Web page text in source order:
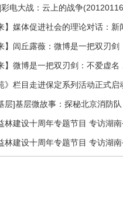
电大战：云上的战争
】媒体促进社会的理论对话：
】闾丘露薇：微博是一把双刃剑
】微博是一把双刃剑：不爱虚
》栏目走进保定系列活动正式启
层]基层微故事：探秘北京消防队
林建设十周年专题节目 专访湖
林建设十周年专题节目 专访湖